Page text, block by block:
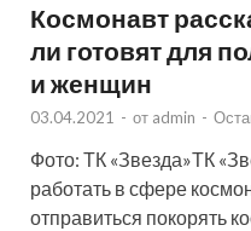
Космонавт
ли готовят для
и женщин
03.04.2021 - от admin -
Фото: ТК «Звезда»ТК
работать в сфере
отправиться покорять